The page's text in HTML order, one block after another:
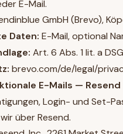
E-Mail.
GmbH (Brevo),
Daten: E-Mail, optional
Art. 6 Abs. 1 lit. a
brevo.com/de/legal/
E-Mails — Resend
Login- und Set-
über Resend.